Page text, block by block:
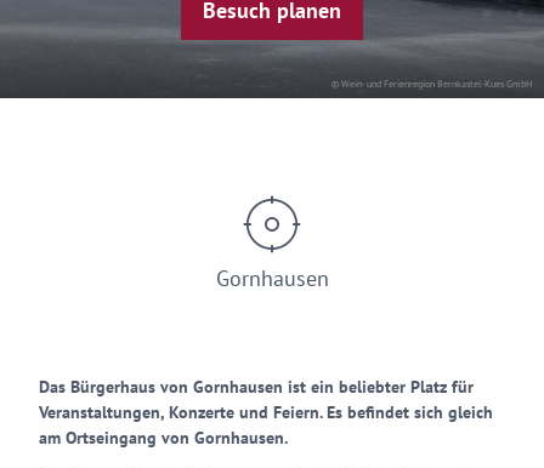
© Wein- und Ferienregion Bernkastel-Kues GmbH
Besuch planen
Gornhausen
Das Bürgerhaus von Gornhausen ist ein beliebter Platz für
Veranstaltungen, Konzerte und Feiern. Es befindet sich gleich
am Ortseingang von Gornhausen.